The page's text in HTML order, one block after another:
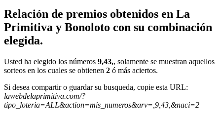
Relación de premios obtenidos en La
Primitiva y Bonoloto con su combinación
elegida.
Usted ha elegido los números 9,43,, solamente se muestran aquellos
sorteos en los cuales se obtienen 2 ó más aciertos.
Si desea compartir o guardar su busqueda, copie esta URL:
lawebdelaprimitiva.com/?
tipo_loteria=ALL&action=mis_numeros&arv=,9,43,&naci=2